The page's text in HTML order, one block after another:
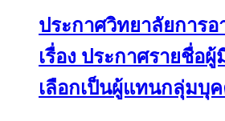
ประกาศวิทยาลัยการ
เรื่อง ประกาศรายชื่อ
เลือกเป็นผู้แทนกลุ่มบุ